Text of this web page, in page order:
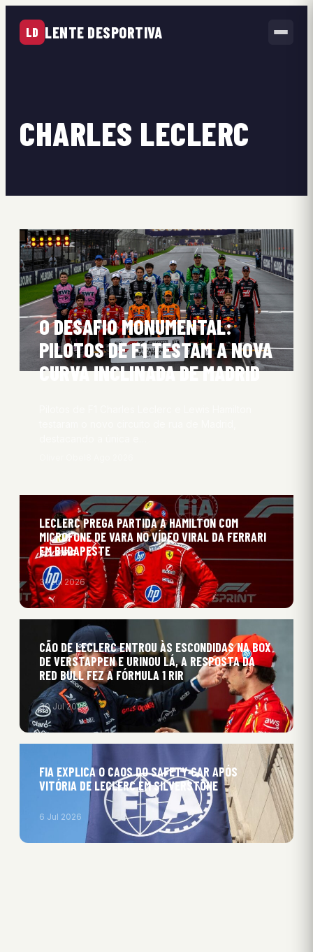
LD LENTE DESPORTIVA
CHARLES LECLERC
O DESAFIO MONUMENTAL:
PILOTOS DE F1 TESTAM A NOVA
CURVA INCLINADA DE MADRID
LECLERC PREGA PARTIDA A HAMILTON COM
MICROFONE DE VARA NO VÍDEO VIRAL DA FERRARI
EM BUDAPESTE
31 Jul 2026
CÃO DE LECLERC ENTROU ÀS ESCONDIDAS NA BOX
DE VERSTAPPEN E URINOU LÁ, A RESPOSTA DA
RED BULL FEZ A FÓRMULA 1 RIR
30 Jul 2026
FIA EXPLICA O CAOS DO SAFETY CAR APÓS
VITÓRIA DE LECLERC EM SILVERSTONE
6 Jul 2026